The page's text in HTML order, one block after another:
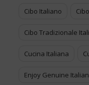
Cibo Italiano
Cibo Tradizionale
Cucina Italiana
Enjoy Genuine